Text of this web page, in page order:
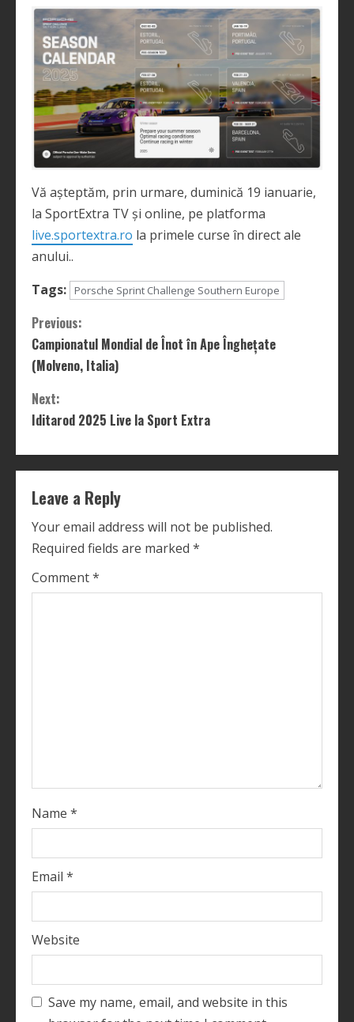
Vă așteptăm, prin urmare, duminică 19 ianuarie,
la SportExtra TV și online, pe platforma
live.sportextra.ro la primele curse în direct ale
anului..
Tags:
Porsche Sprint Challenge Southern Europe
C
o
n
t
i
n
u
e
R
g
Previous:
Campionatul Mondial de Înot în Ape Înghețate
(Molveno, Italia)
Next:
Iditarod 2025 Live la Sport Extra
Leave a Reply
Your email address will not be published.
Required fields are marked *
Comment*
Name *
Email *
Website
Save my name, email, and website in this